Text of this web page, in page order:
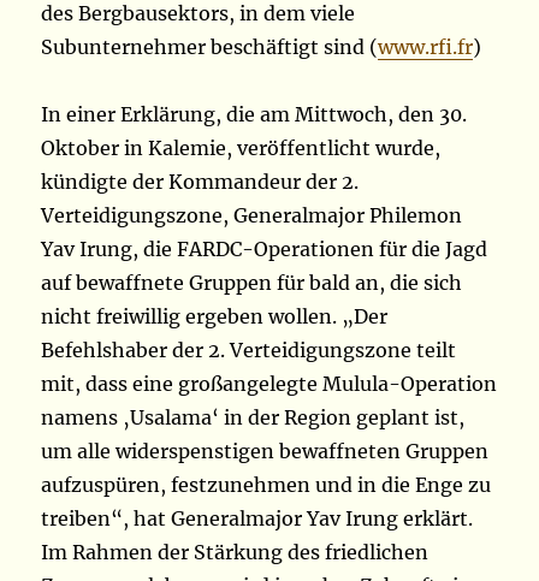
des Bergbausektors, in dem viele
Subunternehmer beschäftigt sind (www.rfi.fr)
In einer Erklärung, die am Mittwoch, den 30.
Oktober in Kalemie, veröffentlicht wurde,
kündigte der Kommandeur der 2.
Verteidigungszone, Generalmajor Philemon
Yav Irung, die FARDC-Operationen für die Jagd
auf bewaffnete Gruppen für bald an, die sich
nicht freiwillig ergeben wollen. „Der
Befehlshaber der 2. Verteidigungszone teilt
mit, dass eine großangelegte Mulula-Operation
namens ‚Usalama‘ in der Region geplant ist,
um alle widerspenstigen bewaffneten Gruppen
aufzuspüren, festzunehmen und in die Enge zu
treiben“, hat Generalmajor Yav Irung erklärt.
Im Rahmen der Stärkung des friedlichen